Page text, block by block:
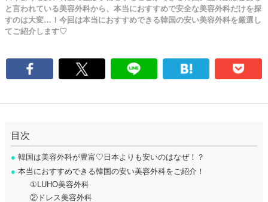
と言われている美容外科から、本当におすすめで安全な美容外科だけを探
すのは大変…！今回は本当におすすめできる韓国の安い美容外科を厳選し
てご紹介します♡
目次
● 韓国は美容外科が豊富♡日本よりも安いのはなぜ！？
● 本当におすすめできる韓国の安い美容外科をご紹介！
①LUHO美容外科
②ドレス美容外科